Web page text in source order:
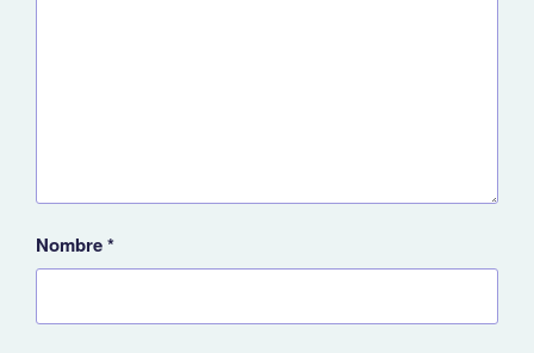
Nombre*